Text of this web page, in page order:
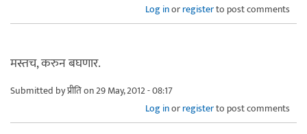
Log inorregisterto post comments
मस्तच, करुन बघणार.
Submitted byप्रीतिon 29 May, 2012 - 08:17
Log inorregisterto post comments